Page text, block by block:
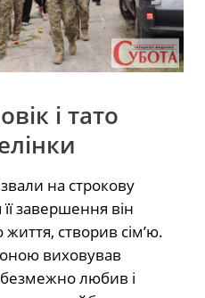
і тато
на строкову
завершення він
створив сім’ю.
виховував
безмежно любив і